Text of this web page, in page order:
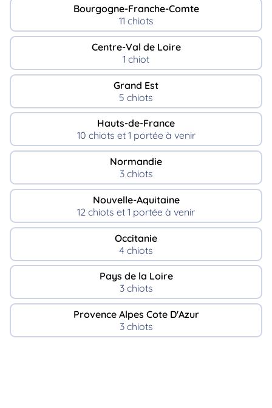
Bourgogne-Franche-Comte
11 chiots
Centre-Val de Loire
1 chiot
Grand Est
5 chiots
Hauts-de-France
10 chiots et 1 portée à venir
Normandie
3 chiots
Nouvelle-Aquitaine
12 chiots et 1 portée à venir
Occitanie
4 chiots
Pays de la Loire
3 chiots
Provence Alpes Cote D'Azur
3 chiots